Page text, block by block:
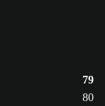
79
80